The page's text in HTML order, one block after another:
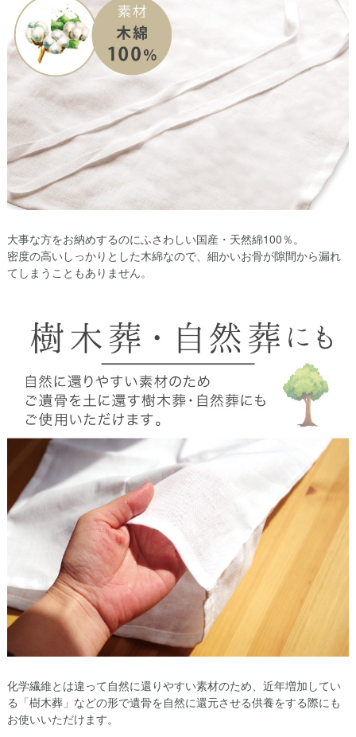
大事な方をお納めするのにふさわしい国産・天然綿100％。
密度の高いしっかりとした木綿なので、細かいお骨が隙間から漏れ
てしまうこともありません。
化学繊維とは違って自然に還りやすい素材のため、近年増加してい
る「樹木葬」などの形で遺骨を自然に還元させる供養をする際にも
お使いいただけます。